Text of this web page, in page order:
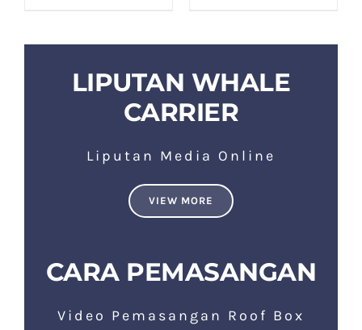
LIPUTAN WHALE
CARRIER
Liputan Media Online
VIEW MORE
CARA PEMASANGAN
Video Pemasangan Roof Box